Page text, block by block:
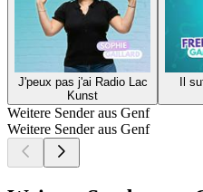
J'peux pas j'ai Radio Lac
Kunst
Il
Weitere Sender aus Genf
Weitere Sender aus Genf